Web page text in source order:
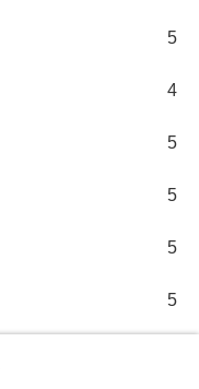
5
4
5
5
5
5